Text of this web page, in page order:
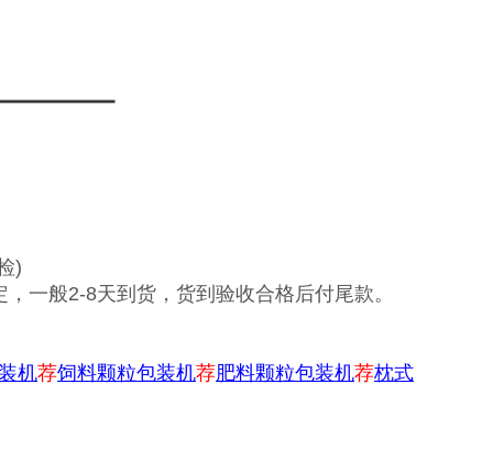
)
一般2-8天到货，货到验收合格后付尾款。
机荐饲料颗粒包装机荐肥料颗粒包装机荐枕式